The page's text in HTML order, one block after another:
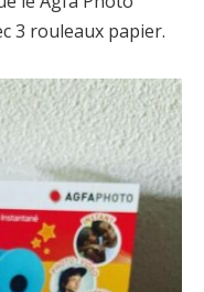
3 rouleaux papier.